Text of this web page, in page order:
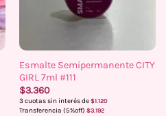
Esmalte Semipermanente CITY
GIRL 7ml #111
$3.360
3 cuotas sin interés de $1.120
Transferencia (5%off) $3.192